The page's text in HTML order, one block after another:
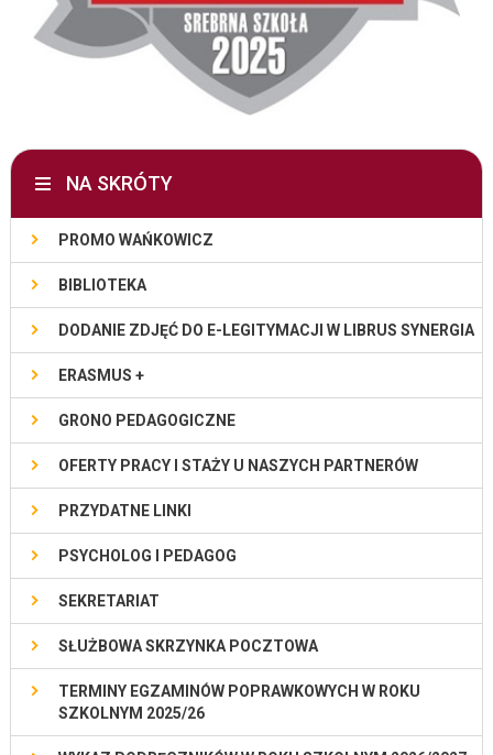
NA SKRÓTY
PROMO WAŃKOWICZ
BIBLIOTEKA
DODANIE ZDJĘĆ DO E-LEGITYMACJI W LIBRUS SYNERGIA
ERASMUS +
GRONO PEDAGOGICZNE
OFERTY PRACY I STAŻY U NASZYCH PARTNERÓW
PRZYDATNE LINKI
PSYCHOLOG I PEDAGOG
SEKRETARIAT
SŁUŻBOWA SKRZYNKA POCZTOWA
TERMINY EGZAMINÓW POPRAWKOWYCH W ROKU
SZKOLNYM 2025/26